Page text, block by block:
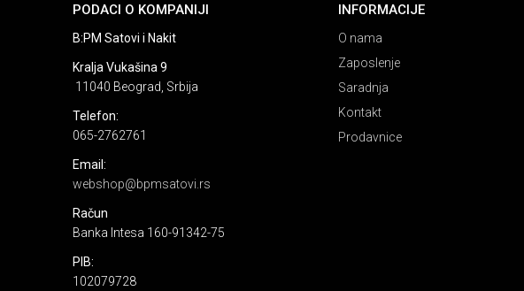
PODACI O KOMPANIJI
B:PM Satovi i Nakit
Kralja Vukašina 9
11040 Beograd, Srbija
Telefon:
065-2762761
Email:
webshop@bpmsatovi.rs
Račun
Banka Intesa 160-91342-75
PIB:
102079728
INFORMACIJE
O nama
Zaposlenje
Saradnja
Kontakt
Prodavnice